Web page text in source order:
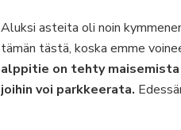
Aluksi asteita oli noin
tämän tästä, koska emme
alppitie on tehty
joihin voi parkkeerata.